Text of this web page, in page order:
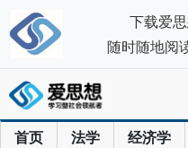
首页 法学 经济学
下载爱
随时随地阅